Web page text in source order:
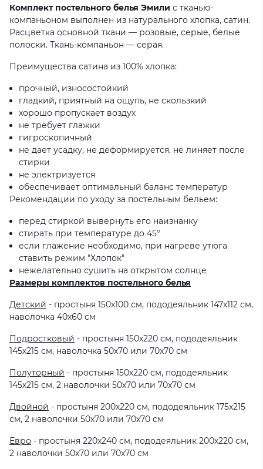
Комплект постельного белья Эмили с тканью-
компаньоном выполнен из натурального хлопка, сатин.
Расцветка основной ткани — розовые, серые, белые
полоски. Ткань-компаньон — серая.
Преимущества сатина из 100% хлопка:
прочный, износостойкий
гладкий, приятный на ощупь, не скользкий
хорошо пропускает воздух
не требует глажки
гигроскопичный
не дает усадку, не деформируется, не линяет после
стирки
не электризуется
обеспечивает оптимальный баланс температур
Рекомендации по уходу за постельным бельем:
перед стиркой вывернуть его наизнанку
стирать при температуре до 45°
если глажение необходимо, при нагреве утюга
ставить режим "Хлопок"
нежелательно сушить на открытом солнце
Размеры комплектов постельного белья
Детский - простыня 150х100 см, пододеяльник 147х112 см,
наволочка 40х60 см
Подростковый - простыня 150х220 см, пододеяльник
145х215 см, наволочка 50х70 или 70х70 см
Полуторный - простыня 150х220 см, пододеяльник
145х215 см, 2 наволочки 50х70 или 70х70 см
Двойной - простыня 200х220 см, пододеяльник 175х215
см, 2 наволочки 50х70 или 70х70 см
Евро - простыня 220х240 см, пододеяльник 200х220 см,
2 наволочки 50х70 или 70х70 см